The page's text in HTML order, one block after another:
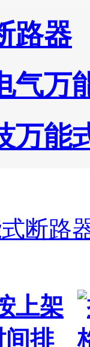
路器
气万
万能
断路